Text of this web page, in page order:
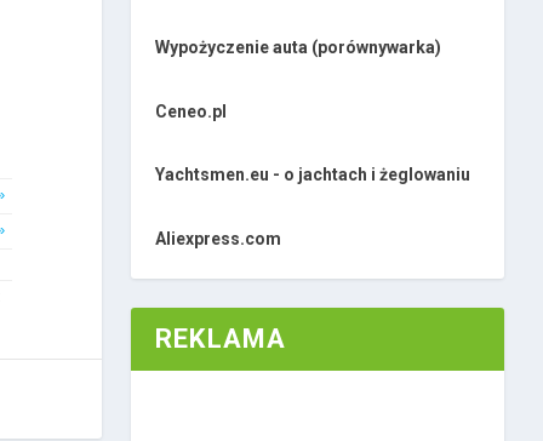
Wypożyczenie auta (porównywarka)
Ceneo.pl
Yachtsmen.eu - o jachtach i żeglowaniu
Aliexpress.com
REKLAMA